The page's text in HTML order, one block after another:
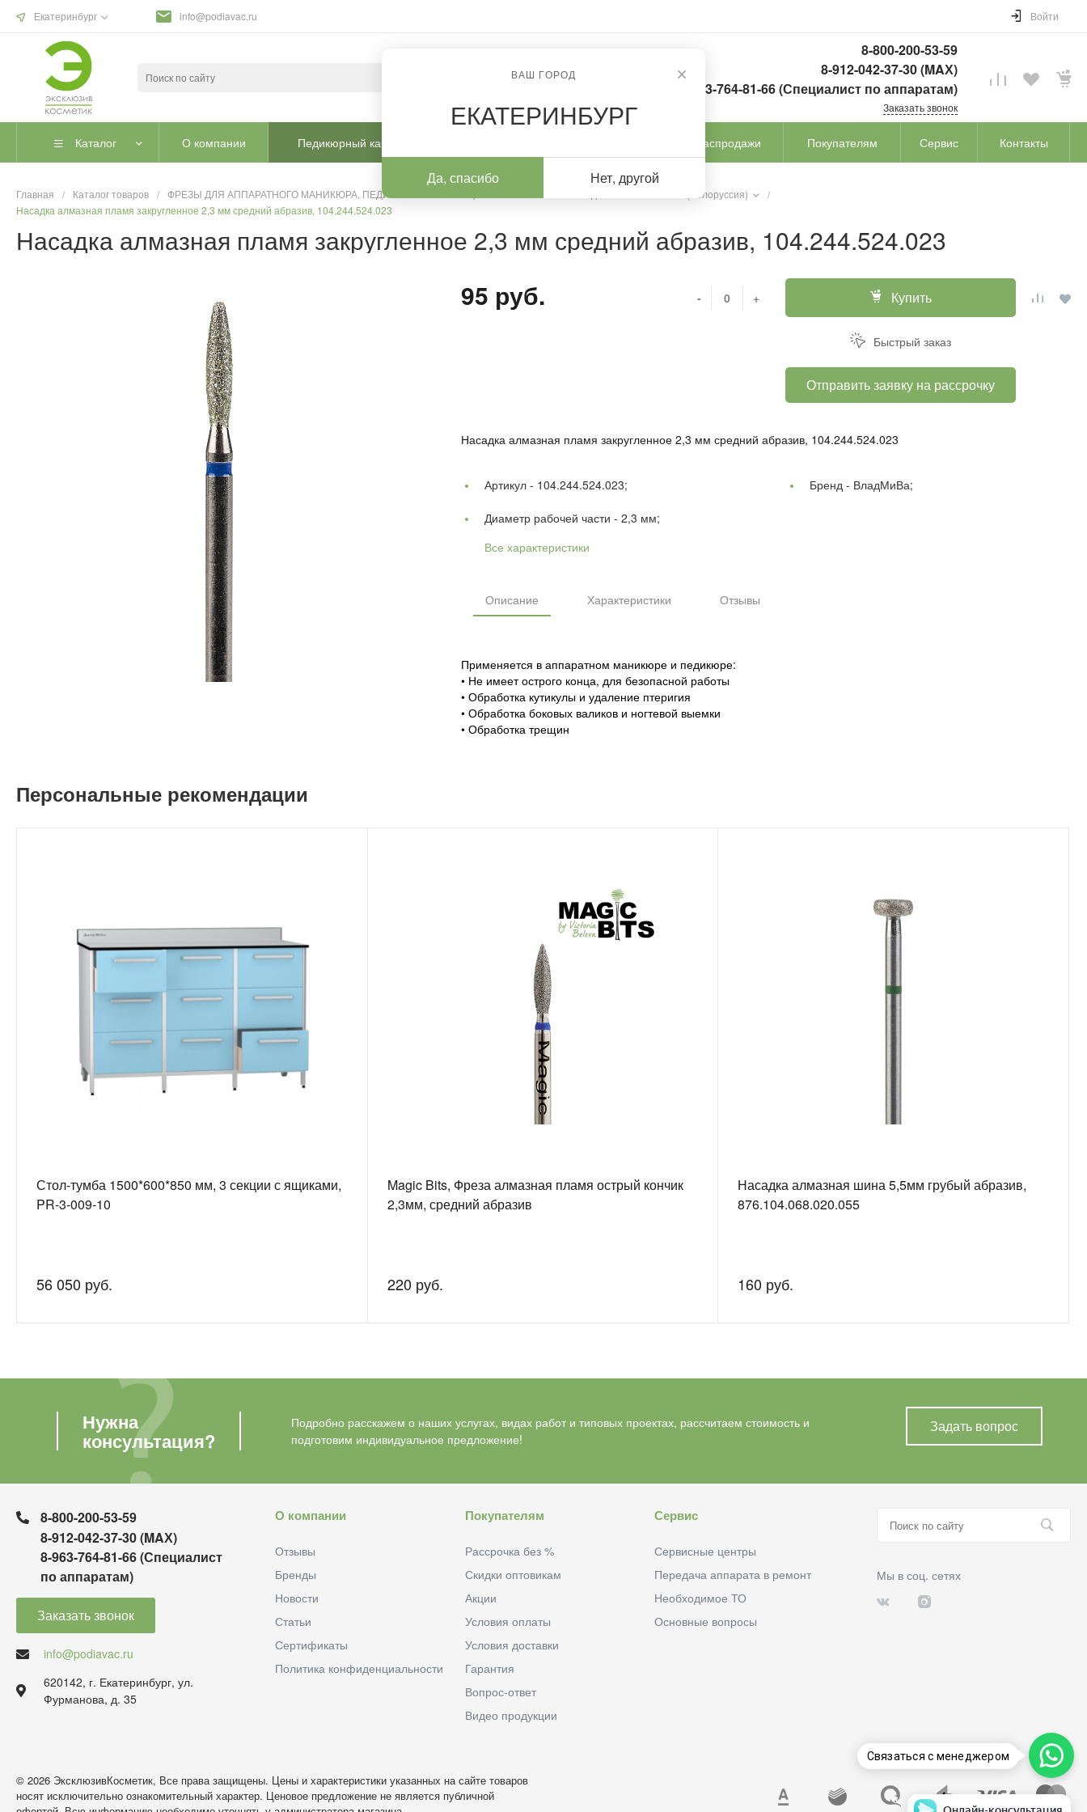
Екатеринбург
ВАШ ГОРОД
ЕКАТЕРИНБУРГ
Да, спасибо Нет, другой
info@podiavac.ru Войти
8-800-200-53-59
8-912-042-37-30 (MAХ)
8-963-764-81-66 (Специалист по аппаратам)
Заказать звонок
Каталог О компании Педикюрный кабинет Распродажи Покупателям Сервис Контакты
Главная / Каталог товаров / ФРЕЗЫ ДЛЯ АППАРАТНОГО МАНИКЮРА, ПЕДИКЮРА И КОРРЕКЦИИ Алмазные (Белоруссия)
/
Насадка алмазная пламя закругленное 2,3 мм средний абразив, 104.244.524.023
Насадка алмазная пламя закругленное 2,3 мм средний абразив, 104.244.524.023
95 руб.
- + Купить
Быстрый заказ
Отправить заявку на рассрочку
Насадка алмазная пламя закругленное 2,3 мм средний абразив, 104.244.524.023
Артикул - 104.244.524.023; Бренд - ВладМиВа;
Диаметр рабочей части - 2,3 мм;
Все характеристики
Описание Характеристики Отзывы
Применяется в аппаратном маникюре и педикюре:
• Не имеет острого конца, для безопасной работы
• Обработка кутикулы и удаление птеригия
• Обработка боковых валиков и ногтевой выемки
• Обработка трещин
Персональные рекомендации
Стол-тумба 1500*600*850 мм, 3 секции с ящиками,
PR-3-009-10
56 050 руб.
Magic Bits, Фреза алмазная пламя острый кончик
2,3мм, средний абразив
220 руб.
Насадка алмазная шина 5,5мм грубый абразив,
876.104.068.020.055
160 руб.
Нужна
консультация?
Подробно расскажем о наших услугах, видах работ и типовых проектах, рассчитаем стоимость и
подготовим индивидуальное предложение!
Задать вопрос
8-800-200-53-59
8-912-042-37-30 (MAХ)
8-963-764-81-66 (Специалист
по аппаратам)
Заказать звонок
info@podiavac.ru
620142, г. Екатеринбург, ул.
Фурманова, д. 35
О компании
Отзывы
Бренды
Новости
Статьи
Сертификаты
Политика конфиденциальности
Покупателям
Рассрочка без %
Скидки оптовикам
Акции
Условия оплаты
Условия доставки
Гарантия
Вопрос-ответ
Видео продукции
Сервис
Сервисные центры
Передача аппарата в ремонт
Необходимое ТО
Основные вопросы
Мы в соц. сетях
© 2026 ЭксклюзивКосметик, Все права защищены. Цены и характеристики указанных на сайте товаров
носят исключительно ознакомительный характер. Ценовое предложение не является публичной
Связаться с менеджером